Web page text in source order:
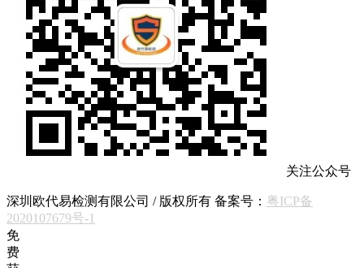
关注公众号
深圳欧代易检测有限公司 / 版权所有 备案号： 粤ICP备
2020107679号-1
免
费